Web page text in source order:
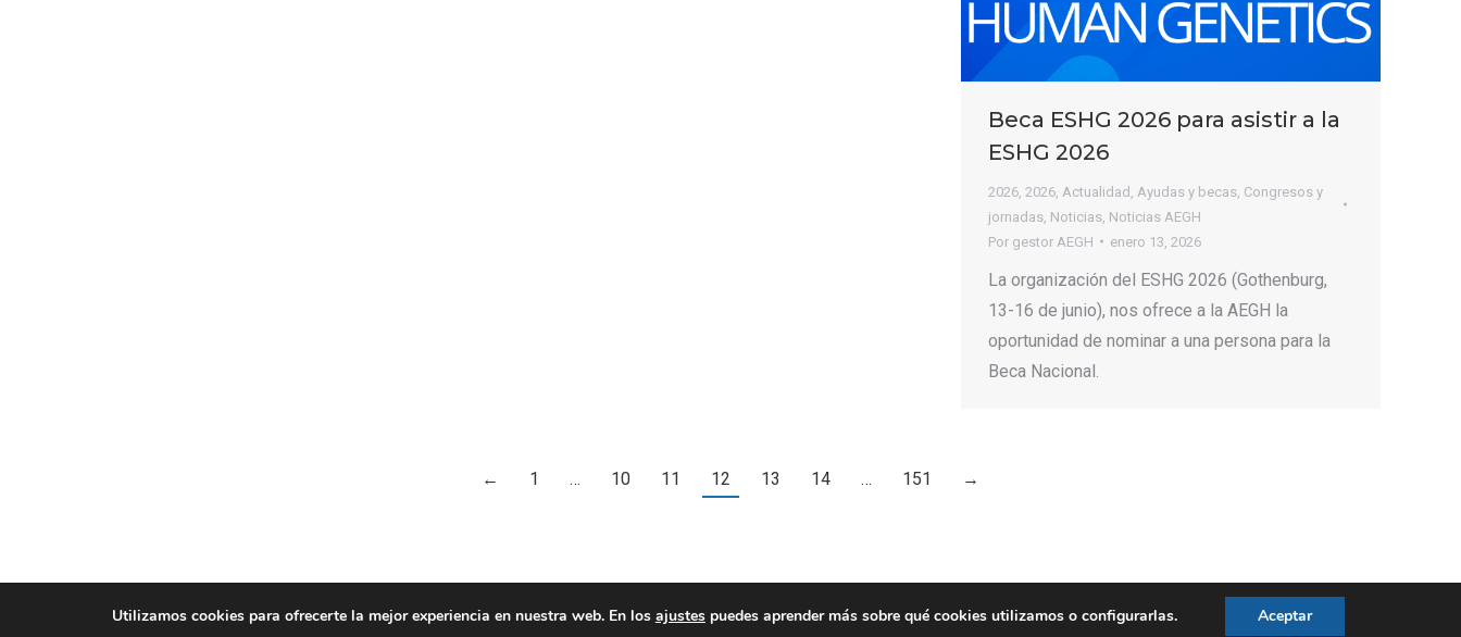
Beca ESHG 2026 para asistir a la
ESHG 2026
2026 2026 Actualidad Ayudas y becas Congresos y
jornadas Noticias Noticias AEGH
Por gestor AEGH enero 13, 2026
La organización del ESHG 2026 (Gothenburg,
13-16 de junio), nos ofrece a la AEGH la
oportunidad de nominar a una persona para la
Beca Nacional.
← 1 … 10 11 12 13 14 … 151 →
© AEGH - Todos los derechos reservados Aviso legal|Política de privacidad |Politica de cookies
Utilizamos cookies para ofrecerte la mejor experiencia en nuestra web. En los ajustespuedes aprender más sobre qué cookies utilizamos o configurarlas. Aceptar